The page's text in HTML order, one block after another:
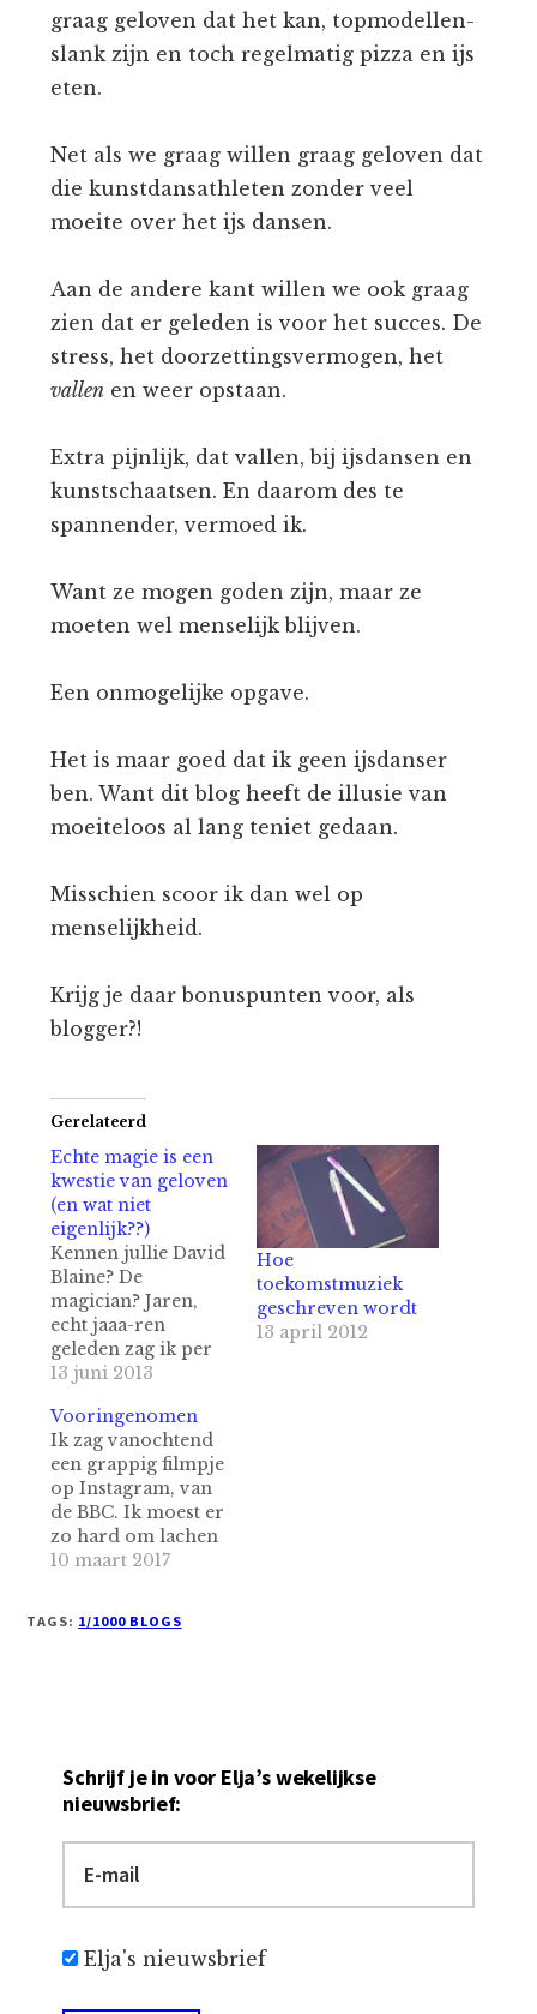
graag geloven dat het kan, topmodellen-
slank zijn en toch regelmatig pizza en ijs
eten.
Net als we graag willen graag geloven dat
die kunstdansathleten zonder veel
moeite over het ijs dansen.
Aan de andere kant willen we ook graag
zien dat er geleden is voor het succes. De
stress, het doorzettingsvermogen, het
vallen en weer opstaan.
Extra pijnlijk, dat vallen, bij ijsdansen en
kunstschaatsen. En daarom des te
spannender, vermoed ik.
Want ze mogen goden zijn, maar ze
moeten wel menselijk blijven.
Een onmogelijke opgave.
Het is maar goed dat ik geen ijsdanser
ben. Want dit blog heeft de illusie van
moeiteloos al lang teniet gedaan.
Misschien scoor ik dan wel op
menselijkheid.
Krijg je daar bonuspunten voor, als
blogger?!
Gerelateerd
Echte magie is een
kwestie van geloven
(en wat niet
eigenlijk??)
Kennen jullie David
Blaine? De
magician? Jaren,
echt jaaa-ren
geleden zag ik per
toeval een
hem. Een van zijn
'street magic'
documentaires.
Daarin ging hij de
straat op (New York
was het, denk ik).
Magic tricks doen.
kaarten die fysiek
13 juni 2013
Hoe
toekomstmuziek
geschreven wordt
13 april 2012
Vooringenomen
Ik zag vanochtend
een grappig filmpje
op Instagram, van
de BBC. Ik moest er
zo hard om lachen
dat ik het zelf wilde
nooit. Maar ik
(@bbcnews) op…
10 maart 2017
TAGS: 1/1000 BLOGS
Schrijf je in voor Elja’s wekelijkse
nieuwsbrief:
Elja's nieuwsbrief